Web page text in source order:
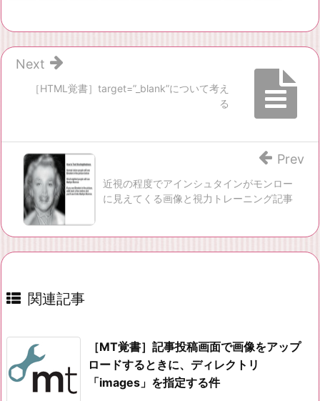
［HTML覚書］target=”_blank”について考え
る
Next
近視の程度でアインシュタインがモンロー
に見えてくる画像と視力トレーニング記事
Prev
関連記事
［MT覚書］記事投稿画面で画像をアップ
ロードするときに、ディレクトリ
「images」を指定する件